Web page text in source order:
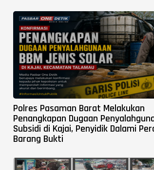
Polres Pasaman Barat Melakukan
Penangkapan Dugaan
Subsidi di Kajai, Penyidik Dalami
Barang Bukti